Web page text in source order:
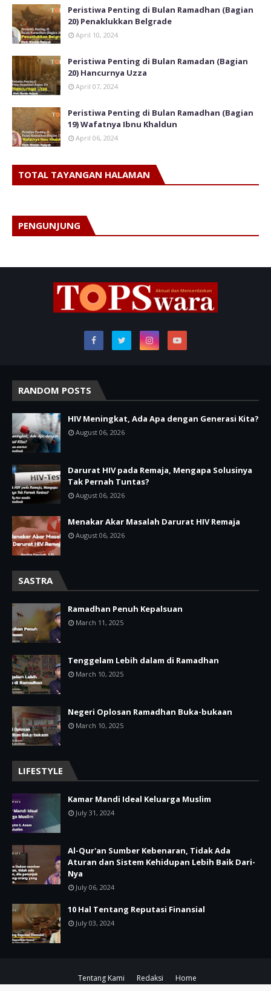
Peristiwa Penting di Bulan Ramadhan (Bagian
20) Penaklukkan Belgrade
April 10, 2024
Peristiwa Penting di Bulan Ramadan (Bagian
20) Hancurnya Uzza
April 07, 2024
Peristiwa Penting di Bulan Ramadhan (Bagian
19) Wafatnya Ibnu Khaldun
April 06, 2024
TOTAL TAYANGAN HALAMAN
PENGUNJUNG
RANDOM POSTS
HIV Meningkat, Ada Apa dengan Generasi Kita?
August 06, 2026
Darurat HIV pada Remaja, Mengapa Solusinya
Tak Pernah Tuntas?
August 06, 2026
Menakar Akar Masalah Darurat HIV Remaja
August 06, 2026
SASTRA
Ramadhan Penuh Kepalsuan
March 11, 2025
Tenggelam Lebih dalam di Ramadhan
March 10, 2025
Negeri Oplosan Ramadhan Buka-bukaan
March 10, 2025
LIFESTYLE
Kamar Mandi Ideal Keluarga Muslim
July 31, 2024
Al-Qur'an Sumber Kebenaran, Tidak Ada
Aturan dan Sistem Kehidupan Lebih Baik Dari-
Nya
July 06, 2024
10 Hal Tentang Reputasi Finansial
July 03, 2024
Tentang Kami Redaksi Home